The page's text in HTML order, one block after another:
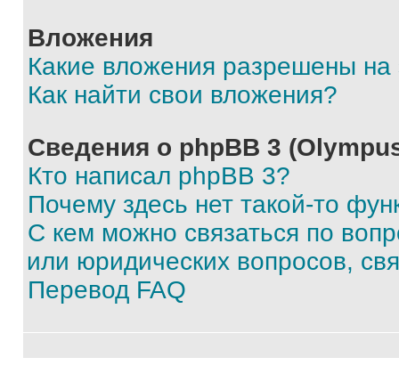
Вложения
Какие вложения разрешены
Как найти свои вложения?
Сведения о phpBB 3
Кто написал phpBB 3?
Почему здесь нет такой-то
С кем можно связаться по
или юридических вопросов,
Перевод FAQ